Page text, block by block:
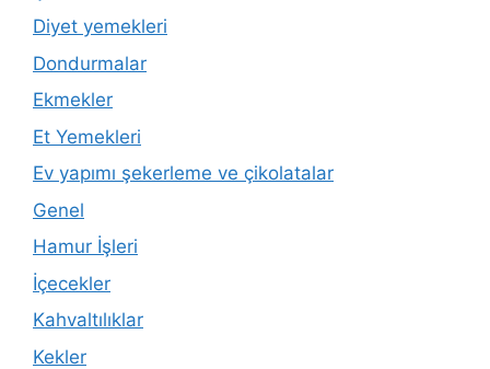
Diyet yemekleri
Dondurmalar
Ekmekler
Et Yemekleri
Ev yapımı şekerleme ve çikolatalar
Genel
Hamur İşleri
İçecekler
Kahvaltılıklar
Kekler